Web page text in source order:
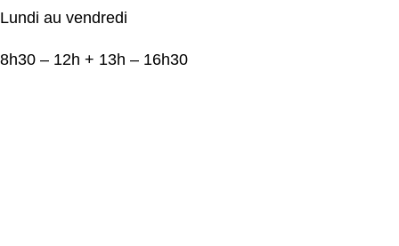
Lundi au vendredi
8h30 – 12h + 13h – 16h30